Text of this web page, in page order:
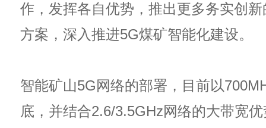
作，发挥各自优势，推出更多务实创
方案，深入推进5G煤矿智能化建设。
智能矿山5G网络的部署，目前以
底，并结合2.6/3.5GHz网络的大带宽